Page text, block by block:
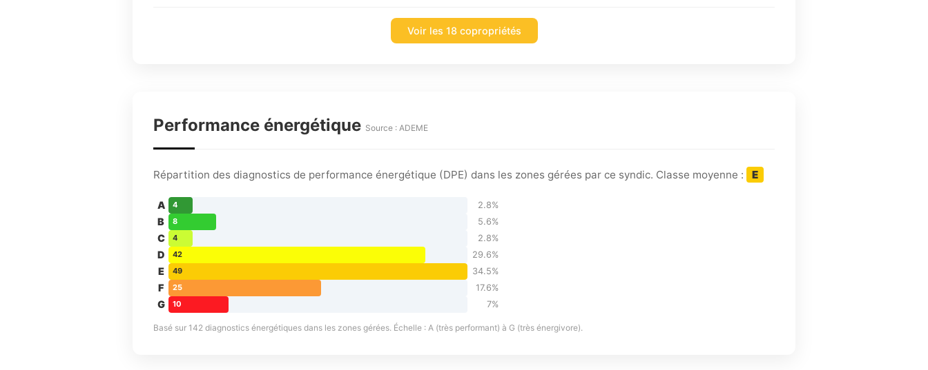
Voir les 18 copropriétés
Performance énergétique Source : ADEME
Répartition des diagnostics de performance énergétique (DPE) dans les zones gérées par ce syndic. Classe moyenne : E
A 4 2.8%
B 8 5.6%
C 4 2.8%
D 42 29.6%
E 49 34.5%
F 25 17.6%
G 10 7%
Basé sur 142 diagnostics énergétiques dans les zones gérées. Échelle : A (très performant) à G (très énergivore).